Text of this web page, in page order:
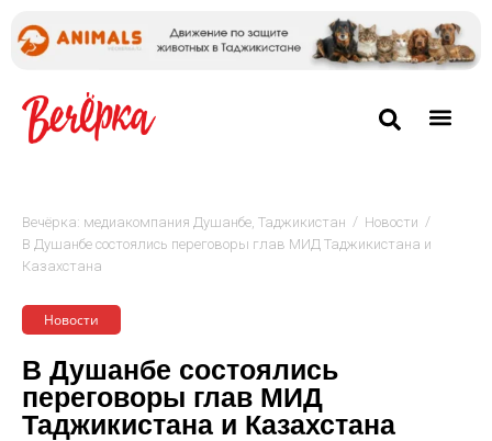
Вечёрка: медиакомпания Душанбе, Таджикистан / Новости /
В Душанбе состоялись переговоры глав МИД Таджикистана и
Казахстана
Новости
В Душанбе состоялись
переговоры глав МИД
Таджикистана и Казахстана